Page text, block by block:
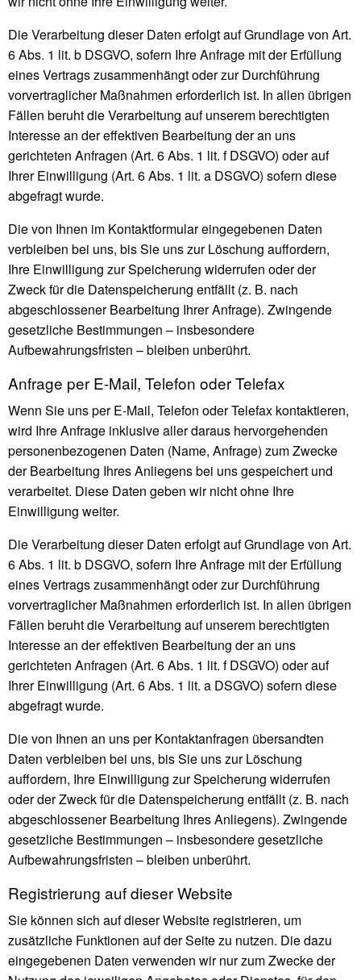
Die Verarbeitung dieser Daten erfolgt auf Grundlage von Art.
6 Abs. 1 lit. b DSGVO, sofern Ihre Anfrage mit der Erfüllung
eines Vertrags zusammenhängt oder zur Durchführung
vorvertraglicher Maßnahmen erforderlich ist. In allen übrigen
Fällen beruht die Verarbeitung auf unserem berechtigten
Interesse an der effektiven Bearbeitung der an uns
gerichteten Anfragen (Art. 6 Abs. 1 lit. f DSGVO) oder auf
Ihrer Einwilligung (Art. 6 Abs. 1 lit. a DSGVO) sofern diese
abgefragt wurde.
Die von Ihnen im Kontaktformular eingegebenen Daten
verbleiben bei uns, bis Sie uns zur Löschung auffordern,
Ihre Einwilligung zur Speicherung widerrufen oder der
Zweck für die Datenspeicherung entfällt (z. B. nach
abgeschlossener Bearbeitung Ihrer Anfrage). Zwingende
gesetzliche Bestimmungen – insbesondere
Aufbewahrungsfristen – bleiben unberührt.
Anfrage per E-Mail, Telefon oder Telefax
Wenn Sie uns per E-Mail, Telefon oder Telefax kontaktieren,
wird Ihre Anfrage inklusive aller daraus hervorgehenden
personenbezogenen Daten (Name, Anfrage) zum Zwecke
der Bearbeitung Ihres Anliegens bei uns gespeichert und
verarbeitet. Diese Daten geben wir nicht ohne Ihre
Einwilligung weiter.
Die Verarbeitung dieser Daten erfolgt auf Grundlage von Art.
6 Abs. 1 lit. b DSGVO, sofern Ihre Anfrage mit der Erfüllung
eines Vertrags zusammenhängt oder zur Durchführung
vorvertraglicher Maßnahmen erforderlich ist. In allen übrigen
Fällen beruht die Verarbeitung auf unserem berechtigten
Interesse an der effektiven Bearbeitung der an uns
gerichteten Anfragen (Art. 6 Abs. 1 lit. f DSGVO) oder auf
Ihrer Einwilligung (Art. 6 Abs. 1 lit. a DSGVO) sofern diese
abgefragt wurde.
Die von Ihnen an uns per Kontaktanfragen übersandten
Daten verbleiben bei uns, bis Sie uns zur Löschung
auffordern, Ihre Einwilligung zur Speicherung widerrufen
oder der Zweck für die Datenspeicherung entfällt (z. B. nach
abgeschlossener Bearbeitung Ihres Anliegens). Zwingende
gesetzliche Bestimmungen – insbesondere gesetzliche
Aufbewahrungsfristen – bleiben unberührt.
Registrierung auf dieser Website
Sie können sich auf dieser Website registrieren, um
zusätzliche Funktionen auf der Seite zu nutzen. Die dazu
eingegebenen Daten verwenden wir nur zum Zwecke der